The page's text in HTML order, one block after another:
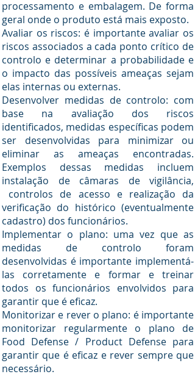
processamento e embalagem. De forma
geral onde o produto está mais exposto.
Avaliar os riscos: é importante avaliar os
riscos associados a cada ponto crítico de
controlo e determinar a probabilidade e
o impacto das possíveis ameaças sejam
elas internas ou externas.
Desenvolver medidas de controlo: com
base na avaliação dos riscos
identificados, medidas específicas podem
ser desenvolvidas para minimizar ou
eliminar as ameaças encontradas.
Exemplos dessas medidas incluem
instalação de câmaras de vigilância,
controlos de acesso e realização da
verificação do histórico (eventualmente
cadastro) dos funcionários.
Implementar o plano: uma vez que as
medidas de controlo foram
desenvolvidas é importante implementá-
las corretamente e formar e treinar
todos os funcionários envolvidos para
garantir que é eficaz.
Monitorizar e rever o plano: é importante
monitorizar regularmente o plano de
Food Defense / Product Defense para
garantir que é eficaz e rever sempre que
necessário.